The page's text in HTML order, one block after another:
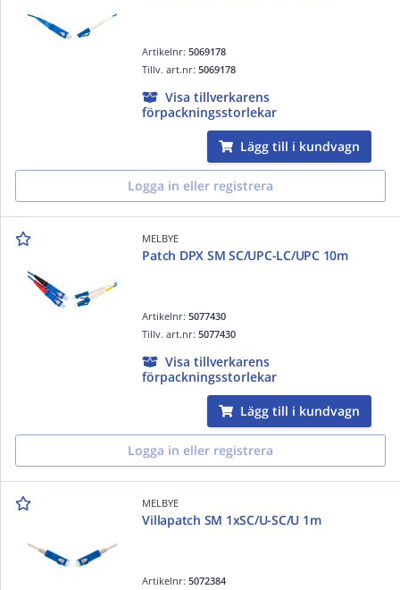
Artikelnr:5069178
Tillv. art.nr:5069178
Visa tillverkarens
förpackningsstorlekar
Lägg till i kundvagn
Logga in eller registrera
MELBYE
Patch DPX SM SC/UPC-LC/UPC 10m
Artikelnr:5077430
Tillv. art.nr:5077430
Visa tillverkarens
förpackningsstorlekar
Lägg till i kundvagn
Logga in eller registrera
MELBYE
Villapatch SM 1xSC/U-SC/U 1m
Artikelnr:5072384